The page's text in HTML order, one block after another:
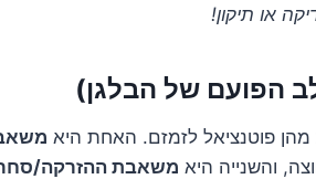
או תיקון!
פוטנציאל לזמזם. האחת היא
והשנייה היא משאבת ההזרקה/